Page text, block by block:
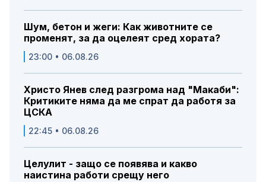
Шум, бетон и жеги: Как животните се
променят, за да оцелеят сред хората?
23:00 • 06.08.26
Христо Янев след разгрома над "Макаби":
Критиките няма да ме спрат да работя за
ЦСКА
22:45 • 06.08.26
Целулит - защо се появява и какво
наистина работи срещу него